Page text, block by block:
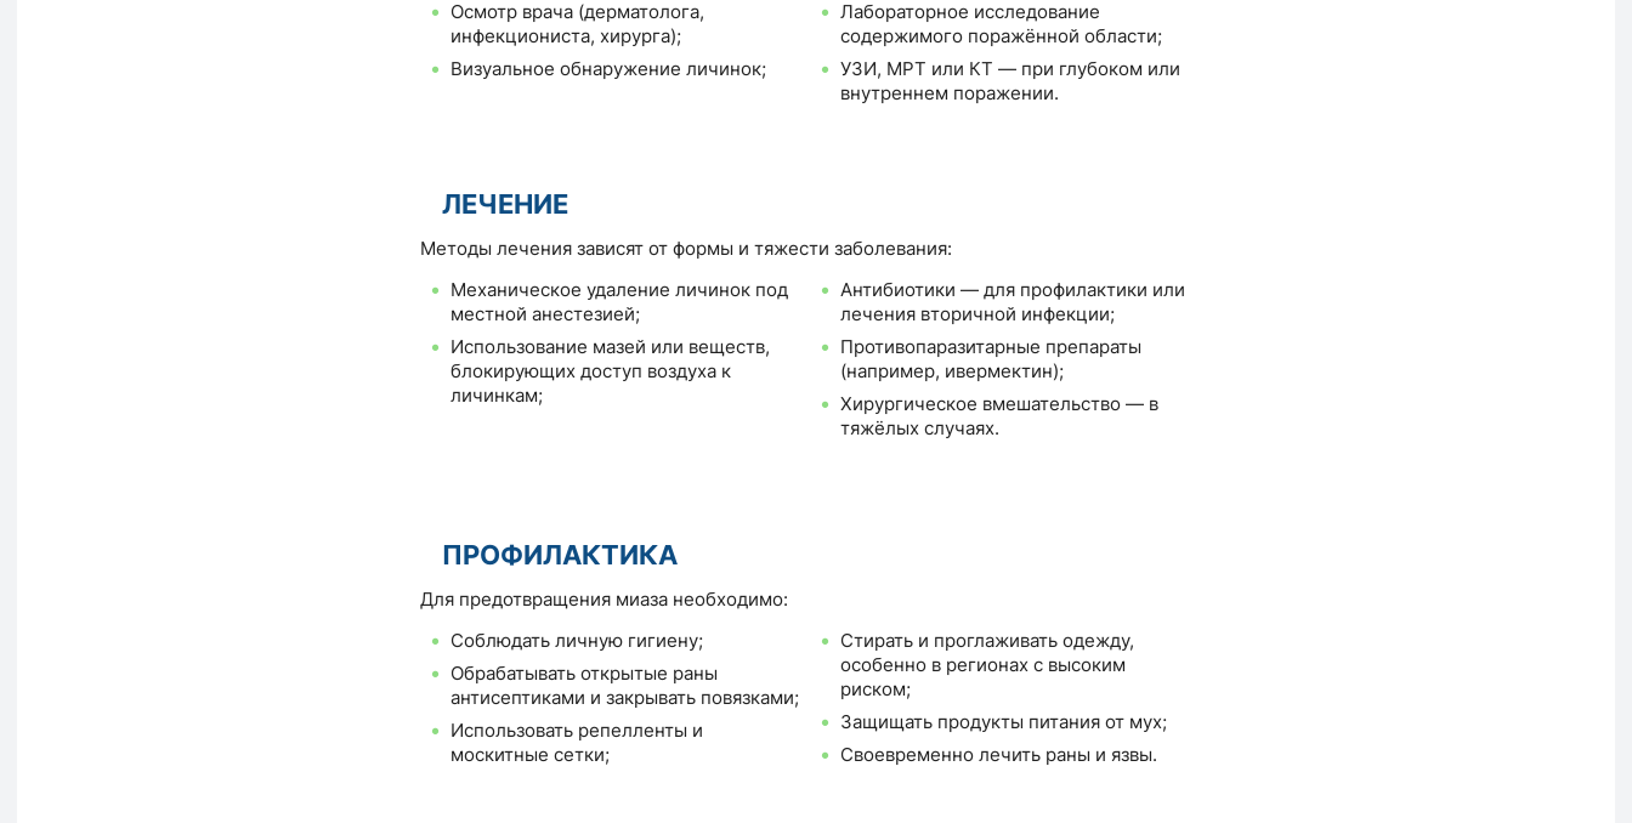
Осмотр врача (дерматолога,
инфекциониста, хирурга);
Визуальное обнаружение личинок;
Лабораторное исследование
содержимого поражённой области;
УЗИ, МРТ или КТ — при глубоком или
внутреннем поражении.
ЛЕЧЕНИЕ
Методы лечения зависят от формы и тяжести заболевания:
Механическое удаление личинок под
местной анестезией;
Использование мазей или веществ,
блокирующих доступ воздуха к
личинкам;
Антибиотики — для профилактики или
лечения вторичной инфекции;
Противопаразитарные препараты
(например, ивермектин);
Хирургическое вмешательство — в
тяжёлых случаях.
ПРОФИЛАКТИКА
Для предотвращения миаза необходимо:
Соблюдать личную гигиену;
Обрабатывать открытые раны
антисептиками и закрывать повязками;
Использовать репелленты и
москитные сетки;
Стирать и проглаживать одежду,
особенно в регионах с высоким
риском;
Защищать продукты питания от мух;
Своевременно лечить раны и язвы.